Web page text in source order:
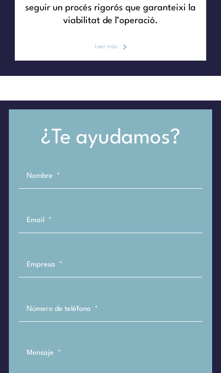
seguir un procés rigorós que garanteixi la
viabilitat de l’operació.
Leer más
¿Te ayudamos?